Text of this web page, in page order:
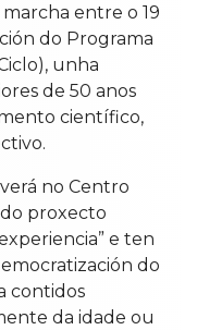
entre o 19
do Programa
unha
de 50 anos
científico,
no Centro
proxecto
e ten
do
contidos
da idade ou